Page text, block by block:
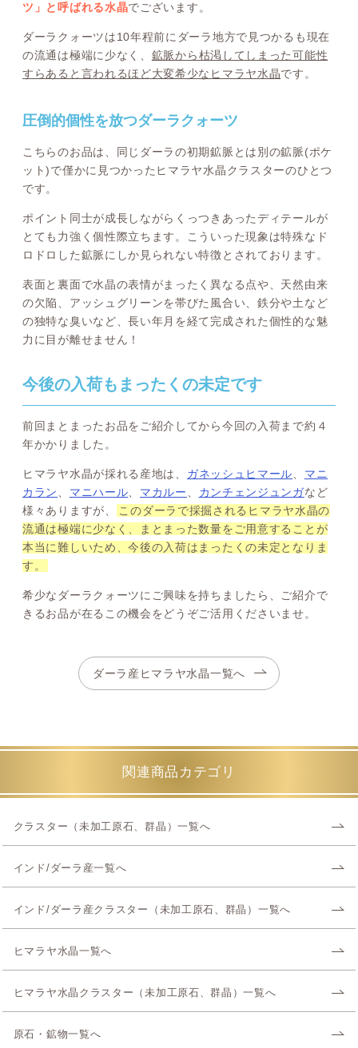
ツ」と呼ばれる水晶でございます。
ダーラクォーツは10年程前にダーラ地方で見つかるも現在
の流通は極端に少なく、 鉱脈から枯渇してしまった可能性
すらあると言われるほど大変希少なヒマラヤ水晶です。
圧倒的個性を放つダーラクォーツ
こちらのお品は、同じダーラの初期鉱脈とは別の鉱脈(ポケ
ット)で僅かに見つかったヒマラヤ水晶クラスターのひとつ
です。
ポイント同士が成長しながらくっつきあったディテールが
とても力強く個性際立ちます。こういった現象は特殊なド
ロドロした鉱脈にしか見られない特徴とされております。
表面と裏面で水晶の表情がまったく異なる点や、天然由来
の欠陥、アッシュグリーンを帯びた風合い、鉄分や土など
の独特な臭いなど、長い年月を経て完成された個性的な魅
力に目が離せません！
今後の入荷もまったくの未定です
前回まとまったお品をご紹介してから今回の入荷まで約４
年かかりました。
ヒマラヤ水晶が採れる産地は、 ガネッシュヒマール、 マニ
カラン、 マニハール、 マカルー、 カンチェンジュンガなど
様々ありますが、
このダーラで採掘されるヒマラヤ水晶の
流通は極端に少なく、まとまった数量をご用意することが
本当に難しいため、今後の入荷はまったくの未定となりま
す。
希少なダーラクォーツにご興味を持ちましたら、ご紹介で
きるお品が在るこの機会をどうぞご活用くださいませ。
ダーラ産ヒマラヤ水晶一覧へ
関連商品カテゴリ
クラスター（未加工原石、群晶）一覧へ
インド/ダーラ産一覧へ
インド/ダーラ産クラスター（未加工原石、群晶）一覧へ
ヒマラヤ水晶一覧へ
ヒマラヤ水晶クラスター（未加工原石、群晶）一覧へ
原石・鉱物一覧へ